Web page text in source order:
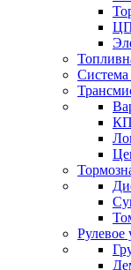
Рулевое